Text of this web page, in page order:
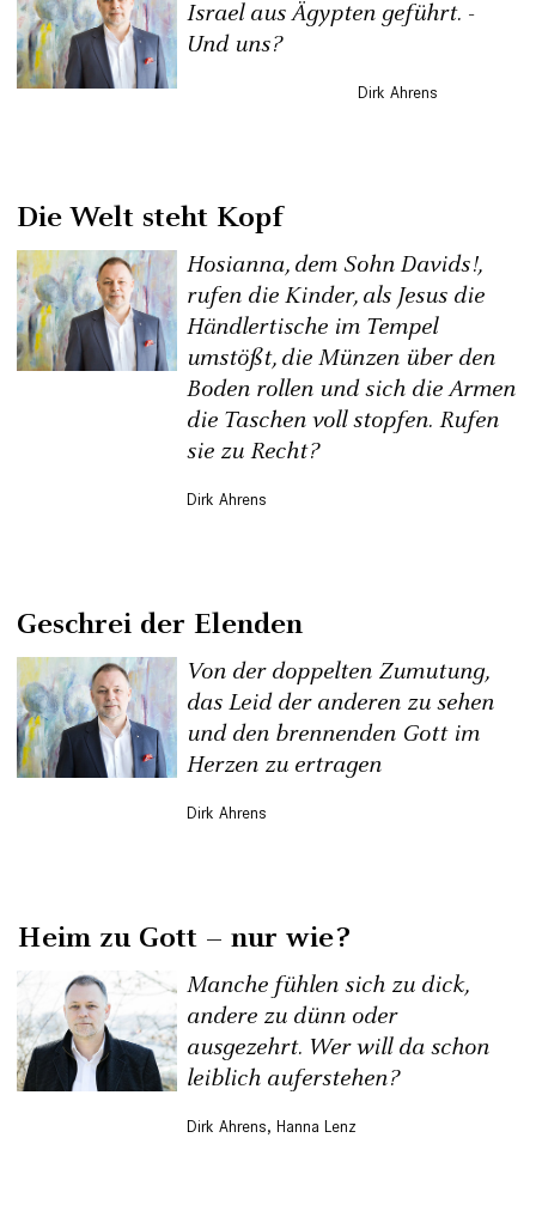
Israel aus Ägypten geführt. -
Und uns?
Dirk Ahrens
Die Welt steht Kopf
Hosianna, dem Sohn Davids!,
rufen die Kinder, als Jesus die
Händlertische im Tempel
umstößt, die Münzen über den
Boden rollen und sich die Armen
die Taschen voll stopfen. Rufen
sie zu Recht?
Dirk Ahrens
Geschrei der Elenden
Von der doppelten Zumutung,
das Leid der anderen zu sehen
und den brennenden Gott im
Herzen zu ertragen
Dirk Ahrens
Heim zu Gott – nur wie?
Manche fühlen sich zu dick,
andere zu dünn oder
ausgezehrt. Wer will da schon
leiblich auferstehen?
Dirk Ahrens,Hanna Lenz